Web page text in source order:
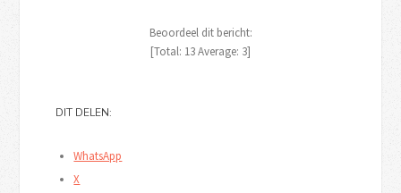
Beoordeel dit bericht:
[Total: 13Average: 3]
DIT DELEN:
WhatsApp
X